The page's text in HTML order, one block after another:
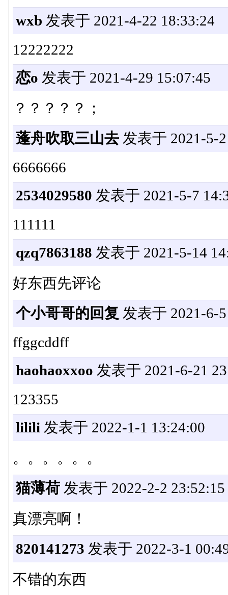
wxb 发表于 2021-4-22 18:33:24
12222222
恋o 发表于 2021-4-29 15:07:45
？？？？？；
蓬舟吹取三山去发表于 2021-5-2
6666666
2534029580 发表于 2021-5-7
111111
qzq7863188 发表于 2021-5-14
好东西先评论
个小哥哥的回复 发表于 2021-6-
ffggcddff
haohaoxxoo 发表于 2021-6-21
123355
lilili 发表于 2022-1-1 13:24:00
。。。。。。
猫薄荷发表于 2022-2-2 23:52:15
真漂亮啊！
820141273 发表于 2022-3-1
不错的东西